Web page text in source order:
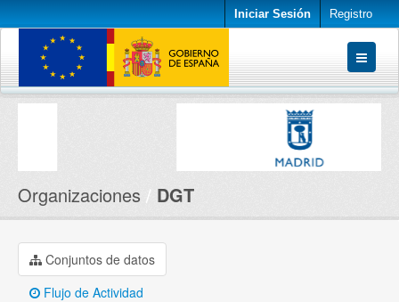
Iniciar Sesión Registro
Conjuntos de datos
Organizaciones DGT
Conjuntos de datos
Flujo de Actividad